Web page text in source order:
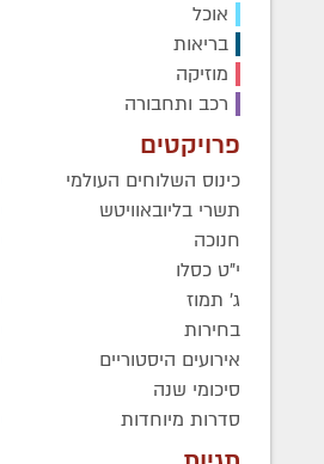
אוכל
בריאות
מוזיקה
רכב ותחבורה
פרויקטים
כינוס השלוחים העולמי
תשרי בליובאוויטש
חנוכה
י"ט כסלו
ג' תמוז
בחירות
אירועים היסטוריים
סיכומי שנה
סדרות מיוחדות